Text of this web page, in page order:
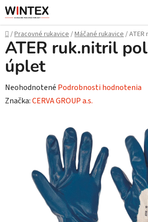
Prejsť
na
obsah
Domov
/Pracovné rukavice/Máčané rukavice/
ATER ruk.nitril
úplet
Priemerné
hodnotenie
hviezdičiek.
Neohodnotené Podrobnosti hodnotenia
Značka:CERVA GROUP a.s.